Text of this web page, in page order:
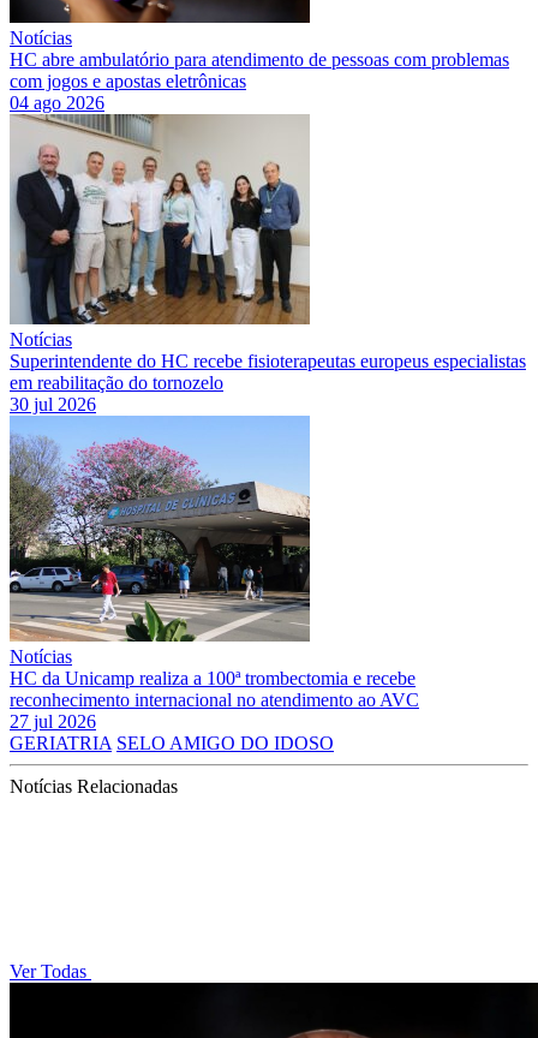
Notícias
HC abre ambulatório para atendimento de pessoas com problemas
com jogos e apostas eletrônicas
04 ago 2026
Notícias
Superintendente do HC recebe fisioterapeutas europeus especialistas
em reabilitação do tornozelo
30 jul 2026
Notícias
HC da Unicamp realiza a 100ª trombectomia e recebe
reconhecimento internacional no atendimento ao AVC
27 jul 2026
GERIATRIA SELO AMIGO DO IDOSO
Notícias Relacionadas
Ver Todas